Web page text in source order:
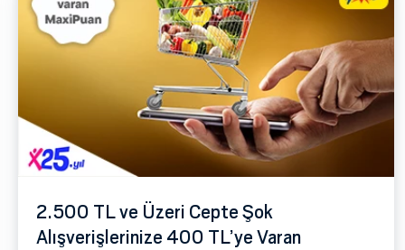
2.500 TL ve Üzeri Cepte Şok
Alışverişlerinize 400 TL’ye Varan